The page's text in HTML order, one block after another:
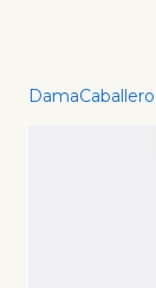
DamaCaballero